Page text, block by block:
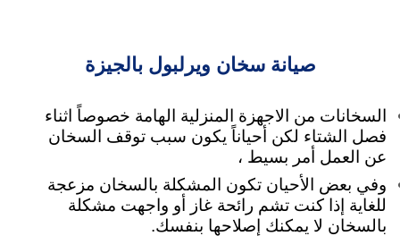
صيانة سخان ويرلبول بالجيزة
السخانات من الاجهزة المنزلية الهامة خصوصاً اثناء
فصل الشتاء لكن أحياناً يكون سبب توقف السخان
عن العمل أمر بسيط ،
وفي بعض الأحيان تكون المشكلة بالسخان مزعجة
للغاية إذا كنت تشم رائحة غاز أو واجهت مشكلة
بالسخان لا يمكنك إصلاحها بنفسك.